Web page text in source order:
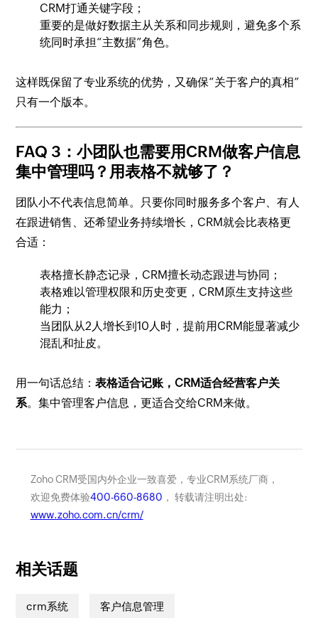
CRM打通关键字段；
重要的是做好数据主从关系和同步规则，避免多个系
统同时承担“主数据”角色。
这样既保留了专业系统的优势，又确保“关于客户的真相”
只有一个版本。
FAQ 3：小团队也需要用CRM做客户信息
集中管理吗？用表格不就够了？
团队小不代表信息简单。只要你同时服务多个客户、有人
在跟进销售、还希望业务持续增长，CRM就会比表格更
合适：
表格擅长静态记录，CRM擅长动态跟进与协同；
表格难以管理权限和历史变更，CRM原生支持这些
能力；
当团队从2人增长到10人时，提前用CRM能显著减少
混乱和扯皮。
用一句话总结：表格适合记账，CRM适合经营客户关
系。集中管理客户信息，更适合交给CRM来做。
Zoho CRM受国内外企业一致喜爱，专业CRM系统厂商，
欢迎免费体验400-660-8680 ， 转载请注明出处:
www.zoho.com.cn/crm/
相关话题
crm系统 客户信息管理